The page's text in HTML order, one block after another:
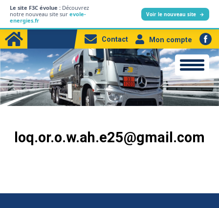
Le site F3C évolue : Découvrez
notre nouveau site sur evole-
energies.fr
Voir le nouveau site →
Professionnels
Produits
Station-service
Electricité
Contact Mon compte
loq.or.o.w.ah.e25@gmail.com